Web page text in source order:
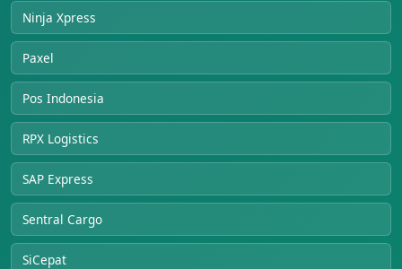
Ninja Xpress
Paxel
Pos Indonesia
RPX Logistics
SAP Express
Sentral Cargo
SiCepat